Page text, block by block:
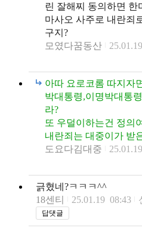
린 잘해찌 동의하면 한
마사오 사주로 내란죄
구지?
모였다꿈동산
아따 요로코롬 따지자
박대통령,이명박대통
라?
또 우덜이하는건 정의
내란죄는 대중이가 받
도요다김대중
긁혔네?ㅋㅋㅋ^^
18센티
25.01.19 08:43
답댓글